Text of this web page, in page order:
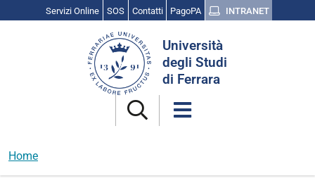
Servizi Online SOS Contatti PagoPA INTRANET
Università
degli Studi
di Ferrara
Home